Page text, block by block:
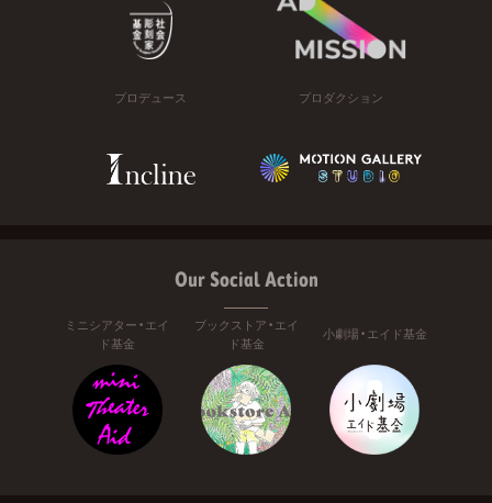
プロデュース プロダクション
Our Social Action
ミニシアター・エイ
ド基金
ブックストア・エイ
ド基金
小劇場・エイド基金